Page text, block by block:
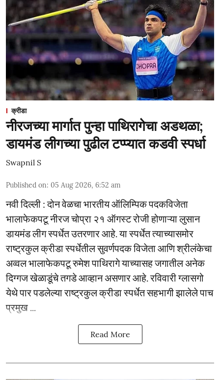
क्रीडा
नीरजच्या मार्गात पुन्हा पाथिरागेचा अडथळा;
डायमंड लीगच्या पुढील टप्प्यात कडवी स्पर्धा
Swapnil S
Published on: 05 Aug 2026, 6:52 am
नवी दिल्ली : दोन वेळचा भारतीय ऑलिम्पिक पदकविजेता
भालाफेकपटू नीरज चोप्रा २१ ऑगस्ट रोजी होणाऱ्या लुसान
डायमंड लीग स्पर्धेत उतरणार आहे. या स्पर्धेत त्याच्यासमोर
राष्ट्रकुल क्रीडा स्पर्धेतील सुवर्णपदक विजेता आणि श्रीलंकेचा
अव्वल भालाफेकपटू रुमेश पाथिरागे याच्यासह जगातील अनेक
दिग्गज खेळाडूंचे तगडे आव्हान असणार आहे. रविवारी ग्लासगो
येथे पार पडलेल्या राष्ट्रकुल क्रीडा स्पर्धेत सहभागी झालेले पाच
प्रमुख ...
Read More